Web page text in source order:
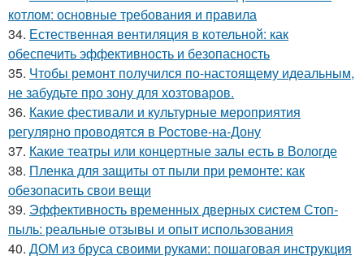
котлом: основные требования и правила
34. Естественная вентиляция в котельной: как
обеспечить эффективность и безопасность
35. Чтобы ремонт получился по-настоящему идеальным,
не забудьте про зону для хозтоваров.
36. Какие фестивали и культурные мероприятия
регулярно проводятся в Ростове-на-Дону
37. Какие театры или концертные залы есть в Вологде
38. Пленка для защиты от пыли при ремонте: как
обезопасить свои вещи
39. Эффективность временных дверных систем Стоп-
пыль: реальные отзывы и опыт использования
40. ДОМ из бруса своими руками: пошаговая инструкция